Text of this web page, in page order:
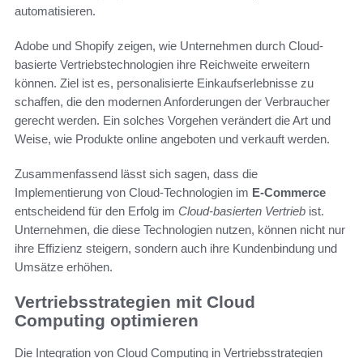
automatisieren.
Adobe und Shopify zeigen, wie Unternehmen durch Cloud-
basierte Vertriebstechnologien ihre Reichweite erweitern
können. Ziel ist es, personalisierte Einkaufserlebnisse zu
schaffen, die den modernen Anforderungen der Verbraucher
gerecht werden. Ein solches Vorgehen verändert die Art und
Weise, wie Produkte online angeboten und verkauft werden.
Zusammenfassend lässt sich sagen, dass die
Implementierung von Cloud-Technologien im E-Commerce
entscheidend für den Erfolg im Cloud-basierten Vertrieb ist.
Unternehmen, die diese Technologien nutzen, können nicht nur
ihre Effizienz steigern, sondern auch ihre Kundenbindung und
Umsätze erhöhen.
Vertriebsstrategien mit Cloud
Computing optimieren
Die Integration von Cloud Computing in Vertriebsstrategien